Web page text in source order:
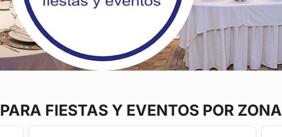
PARA FIESTAS Y EVENTOS POR ZONA